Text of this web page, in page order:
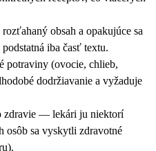
obsah a opakujúce sa
iba časť textu.
potraviny (ovocie, chlieb,
dodržiavanie a vyžaduje
zdravie — lekári ju niektorí
osôb sa vyskytli zdravotné